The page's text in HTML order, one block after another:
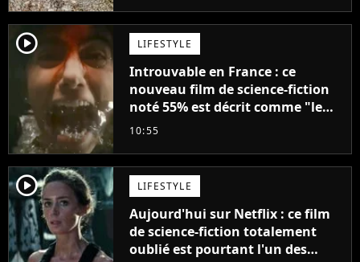
player2 LIFESTYLE
Introuvable en France : ce
nouveau film de science-fiction
noté 55% est décrit comme "le
plus stupide de l'année"
10:55
player2 LIFESTYLE
Aujourd'hui sur Netflix : ce film
de science-fiction totalement
oublié est pourtant l'un des